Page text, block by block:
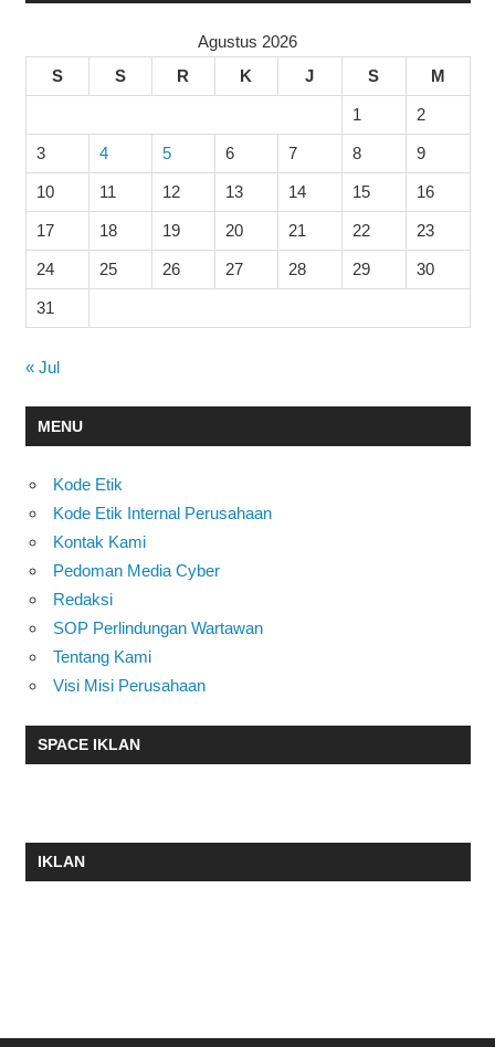
Agustus 2026
S
S R K J S M
1 2
3 4 5 6 7 8 9
10 11 12 13 14 15 16
17 18 19 20 21 22 23
24 25 26 27 28 29 30
31
« Jul
MENU
Kode Etik
Kode Etik Internal Perusahaan
Kontak Kami
Pedoman Media Cyber
Redaksi
SOP Perlindungan Wartawan
Tentang Kami
Visi Misi Perusahaan
SPACE IKLAN
IKLAN